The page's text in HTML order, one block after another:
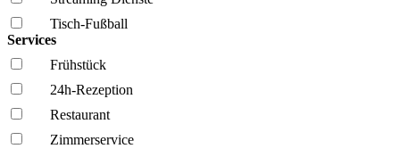
Tisch-Fußball
Services
Frühstück
24h-Rezeption
Restaurant
Zimmerservice